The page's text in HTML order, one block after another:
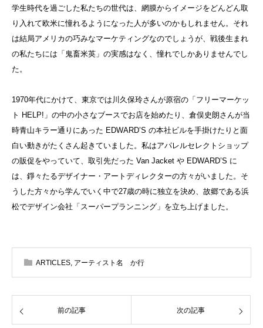
学生時代を過ごした私たちの世代は、網膜からイメージをどんどん取
り入れて欧米に憧れるようになった人が多いのかもしれません。それ
は結局アメリカの巧みなマーケティングなのでしょうが、戦後生まれ
の私たちには「鬼畜米英」の実感はなく、憧れでしかありませんでし
た。
1970年代にかけて、東京では川久保玲さんが原宿の「フリーマーケッ
ト HELP!」の中の小さなブースでお店を始めたり、倉俣史朗さんが当
時青山キラー通りにあった EDWARD’S の本社ビルを手掛けたりと面
白い動きがたくさん起きていました。私はアパレルセレクトショップ
の販促をやっていて、取引先だった Van Jacket や EDWARD’S に
は、錚々たるデザイナー・アートディレクターの方々がいました。そ
うした方々から学んでいく中で27歳の時に独立を決め、故郷である浜
松でデザイン会社「スーパープランニング」を立ち上げました。
ARTICLES, アーティスト名 か行
前の記事 次の記事